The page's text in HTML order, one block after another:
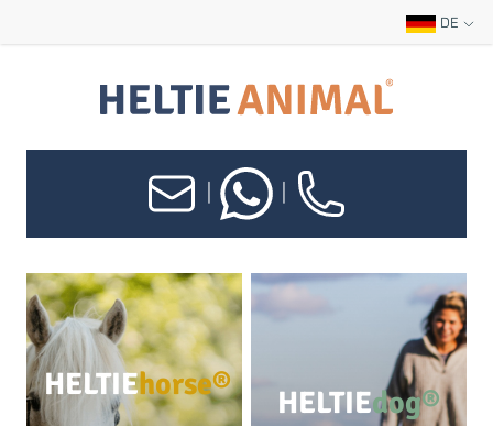
DE
HELTIEhorse® HELTIEdog®